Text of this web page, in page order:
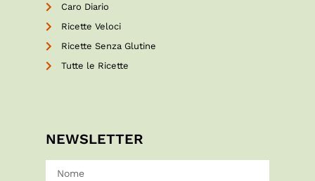
Caro Diario
Ricette Veloci
Ricette Senza Glutine
Tutte le Ricette
NEWSLETTER